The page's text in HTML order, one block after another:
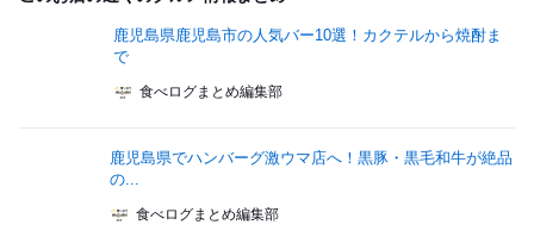
鹿児島県鹿児島市の人気バー10選！カクテルから焼酎ま
で
食べログまとめ編集部
鹿児島県でハンバーグ激ウマ店へ！黒豚・黒毛和牛が絶品
の...
食べログまとめ編集部